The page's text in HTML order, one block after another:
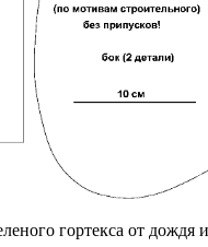
гортекса от дождя